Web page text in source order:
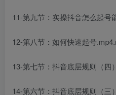
11-第九节：实操抖音怎么起号
12-第八节：如何快速起号
13-第七节：抖音底层规则（四
14-第六节：抖音底层规则（三